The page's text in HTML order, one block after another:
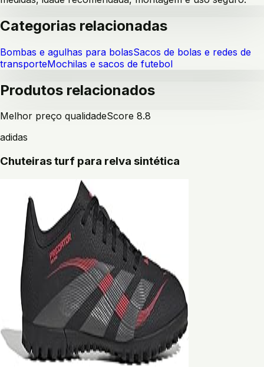
Categorias relacionadas
Bombas e agulhas para bolasSacos de bolas e redes de
transporteMochilas e sacos de futebol
Produtos relacionados
Melhor preço qualidadeScore 8.8
adidas
Chuteiras turf para relva sintética